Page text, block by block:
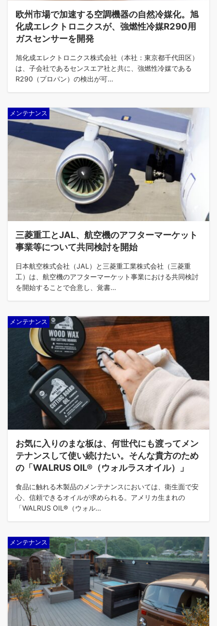
欧州市場で加速する空調機器の自然冷媒化。旭
化成エレクトロニクスが、強燃性冷媒R290用
ガスセンサーを開発
旭化成エレクトロニクス株式会社（本社：東京都千代田区）
は、子会社であるセンスエア社と共に、強燃性冷媒である
R290（プロパン）の検出が可…
メンテナンス
三菱重工とJAL、航空機のアフターマーケット
事業等について共同検討を開始
日本航空株式会社（JAL）と三菱重工業株式会社（三菱重
工）は、航空機のアフターマーケット事業における共同検討
を開始することで合意し、覚書…
メンテナンス
お気に入りのまな板は、何世代にも渡ってメン
テナンスして使い続けたい。そんな貴方のため
の「WALRUS OIL®（ウォルラスオイル）」
食品に触れる木製品のメンテナンスにおいては、衛生面で安
心、信頼できるオイルが求められる。アメリカ生まれの
「WALRUS OIL®（ウォル…
メンテナンス